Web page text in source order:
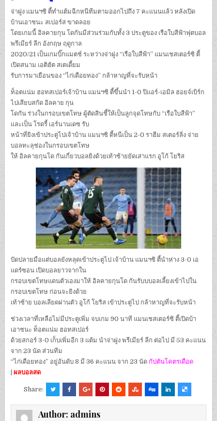
จ่าฝูง แมนฯซิ ตี้ทำแต้มฉีกหนีทีมตามออกไปถึง 7 คะแนนแล้ว หลังเปิด
บ้านเอาชนะ สเปอร์ส ขาดลอย
โดยเกมนี้ อิลคายกุน โดกันมีส่วนร่วมกับทั้ง 3 ประตูของ เรือใบสีฟ้าฟุตบอล
พรีเมียร์ ลีก อังกฤษ ฤดูกาล
2020/21 เป็นเกมบิ๊กแมตช์ ระหว่างจ่าฝูง “เรือใบสีฟ้า” แมนเชสเตอร์ซิ ตี้
เปิดสนาม เอติฮัต สเตเดี้ยม
รับการมาเยือนของ “ไก่เดือยทอง” กล้าหาญที่จะรับหน้า
ท็อตแน่ม ฮอทสเปอร์เจ้าบ้าน แมนฯซิ ตี้ขึ้นนำ 1-0 ปิแอร์-เอมิล ฮอยจ์เบิร์ก
ไปเสียบสกัด อิลคาย กุน
โดกัน ร่วงในกรอบเขตโทษ ผู้ตัดสินชี้ให้เป็นลูกจุดโทษกับ “เรือใบสีฟ้า”
และเป็น โรดรี้ เอร์นานเดซ รับ
หน้าที่ยิงเข้าประตูไปเจ้าบ้าน แมนฯซิ ตี้หนีเป็น 2-0 ราฮีม สเตอร์ลิ่ง จ่าย
บอลทะลุช่องในกรอบเขตโทษ
ให้ อิลคายกุนโด กันเกี่ยวบอลยิงด้วยเท้าซ้ายยัดเสาแรก อูโก้ โยริส
ปัดปลายมือแต่บอลยังหลุดเข้าประตูไป เจ้าบ้าน แมนฯซิ ตี้นำห่าง 3-0 เอ
แดร์ซอน เปิดบอลยาวจากใน
กรอบเขตโทษแดนตัวเองมาให้ อิลคายกุนโด กันรับบบอลเลี้ยงเข้าไปใน
กรอบเขตโทษ ก่อนจะยิงด้วย
เท้าซ้าย บอลเลียดผ่านตัว อูโก้ โยริส เข้าประตูไป กล้าหาญที่จะรับหน้า
ช่วงเวลาที่เหลือไม่มีประตูเพิ่ม จบเกม 90 นาที แมนเชสเตอร์ซิ ตี้เปิดบ้า
เอาชนะ ท็อตแน่ม ฮอทสเปอร์
ด้วยสกอร์ 3-0 เก็บเพิ่มอีก 3 แต้ม นำจ่าฝูง พรีเมียร์ ลีก ต่อไป มี 53 คะแนน
จาก 23 นัด ส่วนทีม
“ไก่เดือยทอง” อยู่อันดับ 8 มี 36 คะแนน จาก 23 นัด กัปตันโคตรเดือด
|ผลบอลสด
Share:
Author: admins